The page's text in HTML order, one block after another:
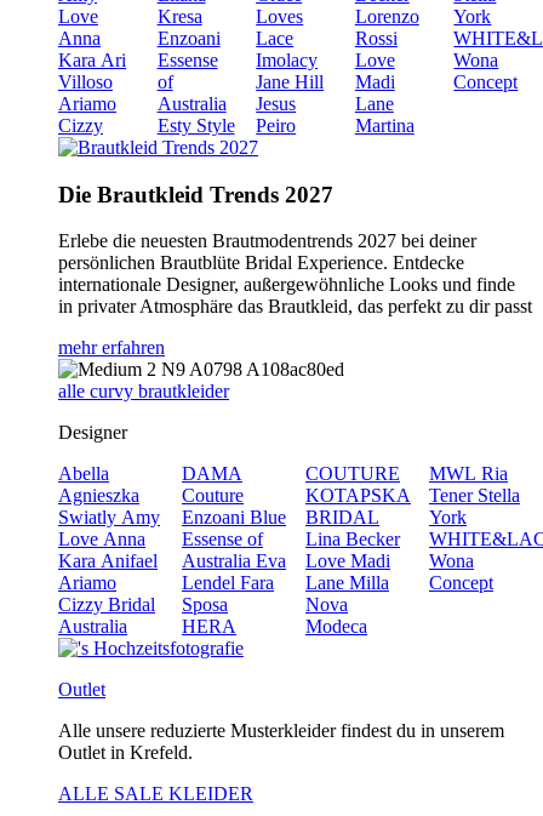
Love
Anna
Kara Ari
Villoso
Ariamo
Cizzy
Kresa
Enzoani
Essense
of
Australia
Esty Style
Loves
Lace
Imolacy
Jane Hill
Jesus
Peiro
Lorenzo
Rossi
Love
Madi
Lane
Martina
York
Wona
Concept
Die Brautkleid Trends 2027
Erlebe die neuesten Brautmodentrends 2027 bei deiner
persönlichen Brautblüte Bridal Experience. Entdecke
internationale Designer, außergewöhnliche Looks und finde
in privater Atmosphäre das Brautkleid, das perfekt zu dir passt
mehr erfahren
alle curvy brautkleider
Designer
Abella
Agnieszka
Swiatly Amy
Love Anna
Kara Anifael
Ariamo
Cizzy Bridal
Australia
DAMA
Couture
Enzoani Blue
Essense of
Australia Eva
Lendel Fara
Sposa
HERA
COUTURE
KOTAPSKA
BRIDAL
Lina Becker
Love Madi
Lane Milla
Nova
Modeca
MWL Ria
Tener Stella
York
Wona
Concept
Outlet
Alle unsere reduzierte Musterkleider findest du in unserem
Outlet in Krefeld.
ALLE SALE KLEIDER